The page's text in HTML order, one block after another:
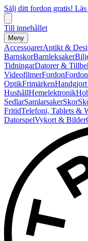
Sälj ditt fordon gratis!
Till innehållet
Meny
AccessoarerAntikt &
BarnskorBarnleksaker
TidningarDatorer &
VideofilmerFordon
OptikFrimärken
HushållHemelektronik
SedlarSamlarsakerSkor
FritidTelefoni, Tablets &
DatorspelVykort & Bilder